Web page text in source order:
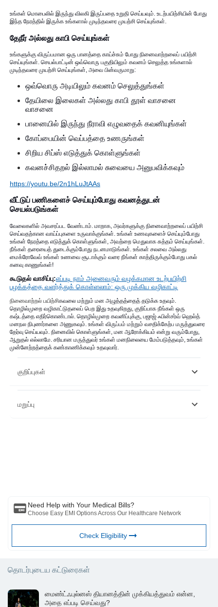
உங்கள் மொபைலில் இருந்து விலகி இருப்பதை உறுதி செய்யவும். உடற்பயிற்சியின் போது
இந்த நேரத்தில் இருக்க உங்களால் முடிந்தவரை முயற்சி செய்யுங்கள்.
தேநீர் அல்லது காபி செய்யுங்கள்
உங்களுக்கு விருப்பமான ஒரு பானத்தை காய்ச்சும் போது நினைவாற்றலைப் பயிற்சி
செய்யுங்கள். செயல்பாட்டின் ஒவ்வொரு பகுதியிலும் கவனம் செலுத்த உங்களால்
முடிந்தவரை முயற்சி செய்யுங்கள், அவை பின்வருமாறு:
ஒவ்வொரு அடியிலும் கவனம் செலுத்துங்கள்
தேயிலை இலைகள் அல்லது காபி தூள் வாசனை
வாசனை
பானையில் இருந்து நீராவி எழுவதைக் கவனியுங்கள்
கோப்பையின் வெப்பத்தை உணருங்கள்
சிறிய சிப்ஸ் எடுத்துக் கொள்ளுங்கள்
கவனச்சிதறல் இல்லாமல் சுவையை அனுபவிக்கவும்
https://youtu.be/2n1hLuJtAAs
வீட்டுப் பணிகளைச் செய்யும்போது கவனத்துடன்
செயல்படுங்கள்
வேலைகளில் அவசரப்பட வேண்டாம். மாறாக, அவர்களுக்கு நினைவாற்றலைப் பயிற்சி
செய்வதற்கான வாய்ப்புகளை உருவாக்குங்கள். உங்கள் உணவுகளைச் செய்யும்போது
உங்கள் நேரத்தை எடுத்துக் கொள்ளுங்கள், அவற்றை மெதுவாக சுத்தம் செய்யுங்கள்.
நீங்கள் தரையைத் துடைக்கும்போது நடனமாடுங்கள். உங்கள் சலவை அல்லது
மைக்ரோவேவ் உங்கள் உணவை சூடாக்கும் வரை நீங்கள் காத்திருக்கும்போது பகல்
கனவு காணுங்கள்!
கூடுதல் வாசிப்பு:எப்படி நாம் அனைவரும் வழக்கமான உடற்பயிற்சி
பழக்கத்தை வளர்த்துக் கொள்ளலாம்: ஒரு முக்கிய வழிகாட்டி
நினைவாற்றல் பயிற்சிகவலை மற்றும் மன அழுத்தத்தைத் தடுக்க உதவும்.
தொழில்முறை வழிகாட்டுதலைப் பெற இது உதவுகிறது, குறிப்பாக நீங்கள் ஒரு
கஷ்டத்தை எதிர்கொண்டால். தொழில்முறை கவனிப்புக்கு, பஜாஜ் ஃபின்சர்வ் ஹெல்த்
மனநல நிபுணர்களை அணுகவும். உங்கள் விருப்பம் மற்றும் வசதிக்கேற்ப மருத்துவரை
தேர்வு செய்யவும். நினைவில் கொள்ளுங்கள், மன ஆரோக்கியம் என்று வரும்போது, ​​​​
ஆறுதல் எல்லாமே. சரியான மருத்துவர் உங்கள் மனநிலையை மேம்படுத்தவும், உங்கள்
முன்னேற்றத்தைக் கண்காணிக்கவும் உதவுவார்.
குறிப்புகள்
https://journals.sagepub.com/doi/full/10.1177/1078390320919803
மறுப்பு
தகவலுக்கும் அல்லது மூன்றாம் தரப்பினரால் வழங்கப்படும் சேவைகள்
Need Help with Your Medical Bills?
Choose Easy EMI Options Across Our Healthcare Network
Check Eligibility
தொடர்புடைய கட்டுரைகள்
மைண்ட்ஃபுல்னஸ் தியானத்தின் முக்கியத்துவம் என்ன,
அதை எப்படி செய்வது?